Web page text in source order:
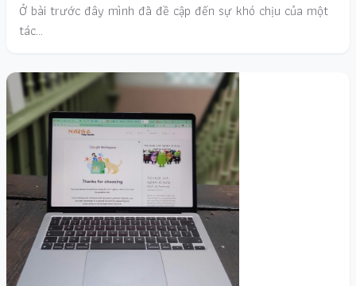
Ở bài trước đây mình đã đề cập đến sự khó chịu của một
tác…